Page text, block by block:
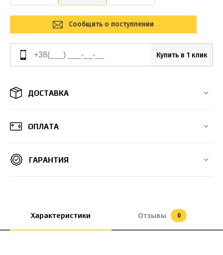
Сообщить о поступлении
Купить в 1 клик
ДОСТАВКА
ОПЛАТА
ГАРАНТИЯ
Характеристики Отзывы 0